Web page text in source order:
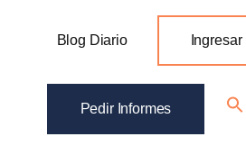
Blog Diario Ingresar
Pedir Informes
Search